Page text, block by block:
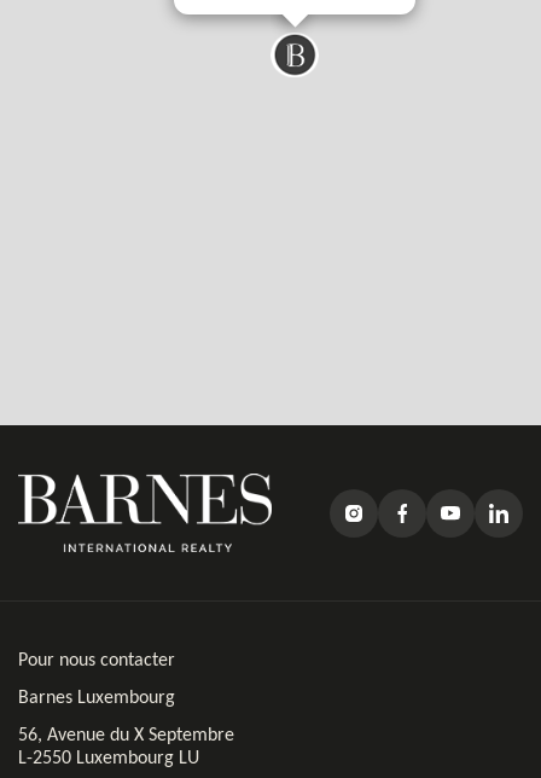
Pour nous contacter
Barnes Luxembourg
56, Avenue du X Septembre
L-2550 Luxembourg LU